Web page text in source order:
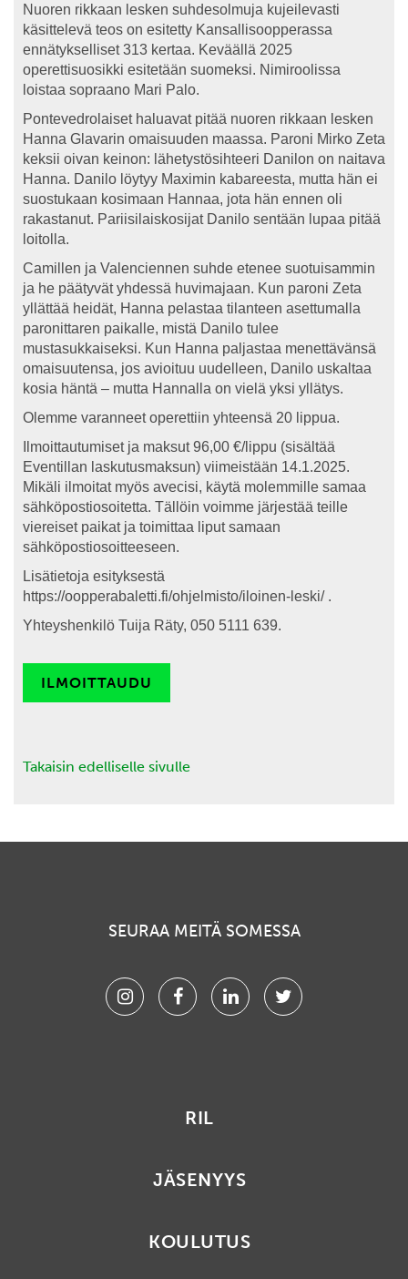
Nuoren rikkaan lesken suhdesolmuja kujeilevasti
käsittelevä teos on esitetty Kansallisoopperassa
ennätykselliset 313 kertaa. Keväällä 2025
operettisuosikki esitetään suomeksi. Nimiroolissa
loistaa sopraano Mari Palo.
Pontevedrolaiset haluavat pitää nuoren rikkaan lesken
Hanna Glavarin omaisuuden maassa. Paroni Mirko Zeta
keksii oivan keinon: lähetystösihteeri Danilon on naitava
Hanna. Danilo löytyy Maximin kabareesta, mutta hän ei
suostukaan kosimaan Hannaa, jota hän ennen oli
rakastanut. Pariisilaiskosijat Danilo sentään lupaa pitää
loitolla.
Camillen ja Valenciennen suhde etenee suotuisammin
ja he päätyvät yhdessä huvimajaan. Kun paroni Zeta
yllättää heidät, Hanna pelastaa tilanteen asettumalla
paronittaren paikalle, mistä Danilo tulee
mustasukkaiseksi. Kun Hanna paljastaa menettävänsä
omaisuutensa, jos avioituu uudelleen, Danilo uskaltaa
kosia häntä – mutta Hannalla on vielä yksi yllätys.
Olemme varanneet operettiin yhteensä 20 lippua.
Ilmoittautumiset ja maksut 96,00 €/lippu (sisältää
Eventillan laskutusmaksun) viimeistään 14.1.2025.
Mikäli ilmoitat myös avecisi, käytä molemmille samaa
sähköpostiosoitetta. Tällöin voimme järjestää teille
viereiset paikat ja toimittaa liput samaan
sähköpostiosoitteeseen.
Lisätietoja esityksestä
https://oopperabaletti.fi/ohjelmisto/iloinen-leski/ .
Yhteyshenkilö Tuija Räty, 050 5111 639.
ILMOITTAUDU
Takaisin edelliselle sivulle
SEURAA MEITÄ SOMESSA
InstagramFacebookLinkedinTwitter
RIL
JÄSENYYS
KOULUTUS